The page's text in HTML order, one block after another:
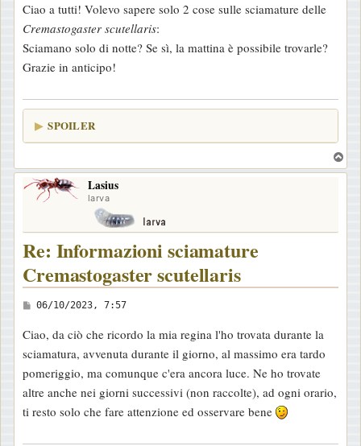
s
s
a
g
i
o
Ciao a tutti! Volevo sapere solo 2 cose sulle sciamature delle
Cremastogaster scutellaris:
Sciamano solo di notte? Se sì, la mattina è possibile trovarle?
Grazie in anticipo!
SPOILER
o
Lasius
larva
Re: Informazioni sciamature
Cremastogaster scutellaris
M
s
s
a
g
g
06/10/2023, 7:57
Ciao, da ciò che ricordo la mia regina l'ho trovata durante la
sciamatura, avvenuta durante il giorno, al massimo era tardo
pomeriggio, ma comunque c'era ancora luce. Ne ho trovate
altre anche nei giorni successivi (non raccolte), ad ogni orario,
ti resto solo che fare attenzione ed osservare bene